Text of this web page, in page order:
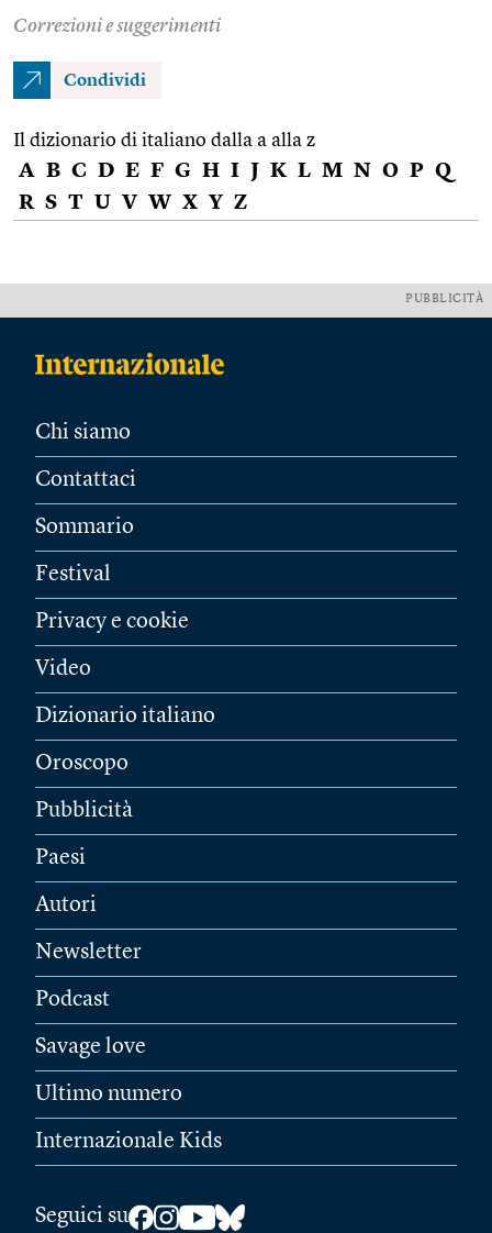
Correzioni e suggerimenti
Condividi
Il dizionario di italiano dalla a alla z
A B C D E F G H I J K L M N O P Q
R S T U V W X Y Z
PUBBLICITÀ
Chi siamo
Contattaci
Sommario
Festival
Privacy e cookie
Video
Dizionario italiano
Oroscopo
Pubblicità
Paesi
Autori
Newsletter
Podcast
Savage love
Ultimo numero
Internazionale Kids
Seguici su